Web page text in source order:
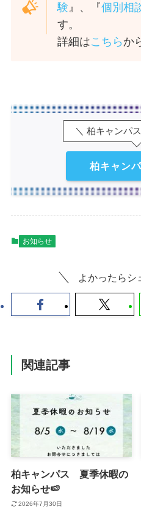
験 』、『個別相
す。
詳細はこちら か
＼ 柏キャンパ
柏キャン
お知らせ
よかったらシ
関連記事
柏キャンパス 夏季休暇の
お知らせ🍉
2026年7月30日